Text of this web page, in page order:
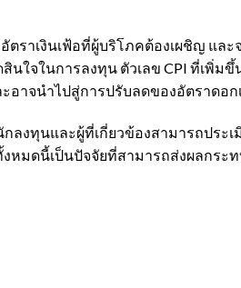
ตราเงินเฟ้อที่ผู้บริโภคต้องเผชิญ แ
นใจในการลงทุน ตัวเลข CPI ที่เพิ่
าจนำไปสู่การปรับลดของอัตราดอก
ลงทุนและผู้ที่เกี่ยวข้องสามารถประ
หมดนี้เป็นปัจจัยที่สามารถส่งผลกระ